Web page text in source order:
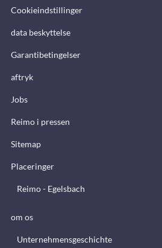
Cookieindstillinger
data beskyttelse
Garantibetingelser
aftryk
Jobs
Reimo i pressen
Sitemap
Placeringer
Reimo - Egelsbach
om os
Unternehmensgeschichte